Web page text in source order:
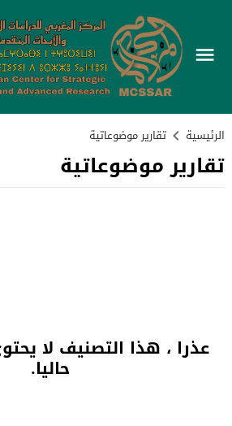
الرئيسية تقارير موضوعاتية
تقارير موضوعاتية
عذرا ، هذا التصنيف لا
حاليا.